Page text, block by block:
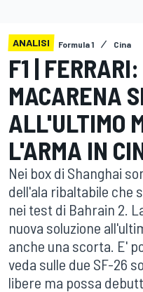
ANALISI Formula 1 Cina
F1 |
MACARENA
ALL'ULTIMO
L'ARMA IN
Nei box di Shanghai
dell'ala ribaltabile che
nei test di Bahrain 2.
nuova soluzione
anche una scorta. E'
veda sulle due SF-26
libere ma possa